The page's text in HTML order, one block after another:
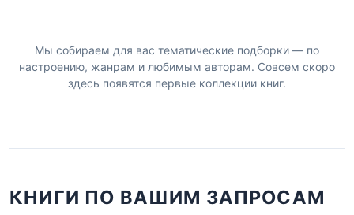
Мы собираем для вас тематические подборки — по
настроению, жанрам и любимым авторам. Совсем скоро
здесь появятся первые коллекции книг.
КНИГИ ПО ВАШИМ ЗАПРОСАМ